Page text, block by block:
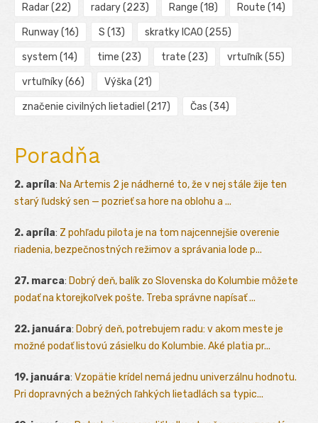
Radar(22) radary(223) Range (18) Route (14)
Runway(16) S (13) skratky ICAO (255)
system (14) time (23) trate (23) vrtuľník(55)
vrtuľníky(66) Výška (21)
značenie civilných lietadiel (217) Čas (34)
Poradňa
2. apríla: Na Artemis 2 je nádherné to, že v nej stále žije ten
starý ľudský sen — pozrieť sa hore na oblohu a ...
2. apríla: Z pohľadu pilota je na tom najcennejšie overenie
riadenia, bezpečnostných režimov a správania lode p...
27. marca: Dobrý deň, balík zo Slovenska do Kolumbie môžete
podať na ktorejkoľvek pošte. Treba správne napísať ...
22. januára: Dobrý deň, potrebujem radu: v akom meste je
možné podať listovú zásielku do Kolumbie. Aké platia pr...
19. januára: Vzopätie krídel nemá jednu univerzálnu hodnotu.
Pri dopravných a bežných ľahkých lietadlách sa typic...